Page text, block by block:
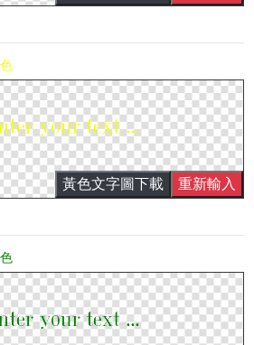
黃色文字圖下載 重新輸入